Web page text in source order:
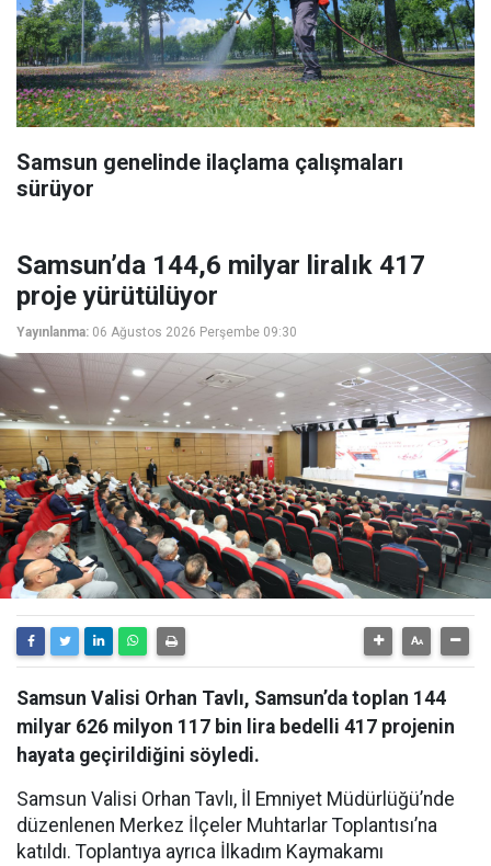
Samsun genelinde ilaçlama çalışmaları
sürüyor
Samsun’da 144,6 milyar liralık 417
proje yürütülüyor
Yayınlanma: 06 Ağustos 2026 Perşembe 09:30
Samsun Valisi Orhan Tavlı, Samsun’da toplan 144
milyar 626 milyon 117 bin lira bedelli 417 projenin
hayata geçirildiğini söyledi.
Samsun Valisi Orhan Tavlı, İl Emniyet Müdürlüğü’nde
düzenlenen Merkez İlçeler Muhtarlar Toplantısı’na
katıldı. Toplantıya ayrıca İlkadım Kaymakamı